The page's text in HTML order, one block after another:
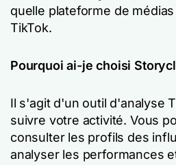
quelle plateforme de
TikTok.
Pourquoi ai-je choisi
Il s'agit d'un outil d'analyse
suivre votre activité. Vous
consulter les profils des
analyser les performances